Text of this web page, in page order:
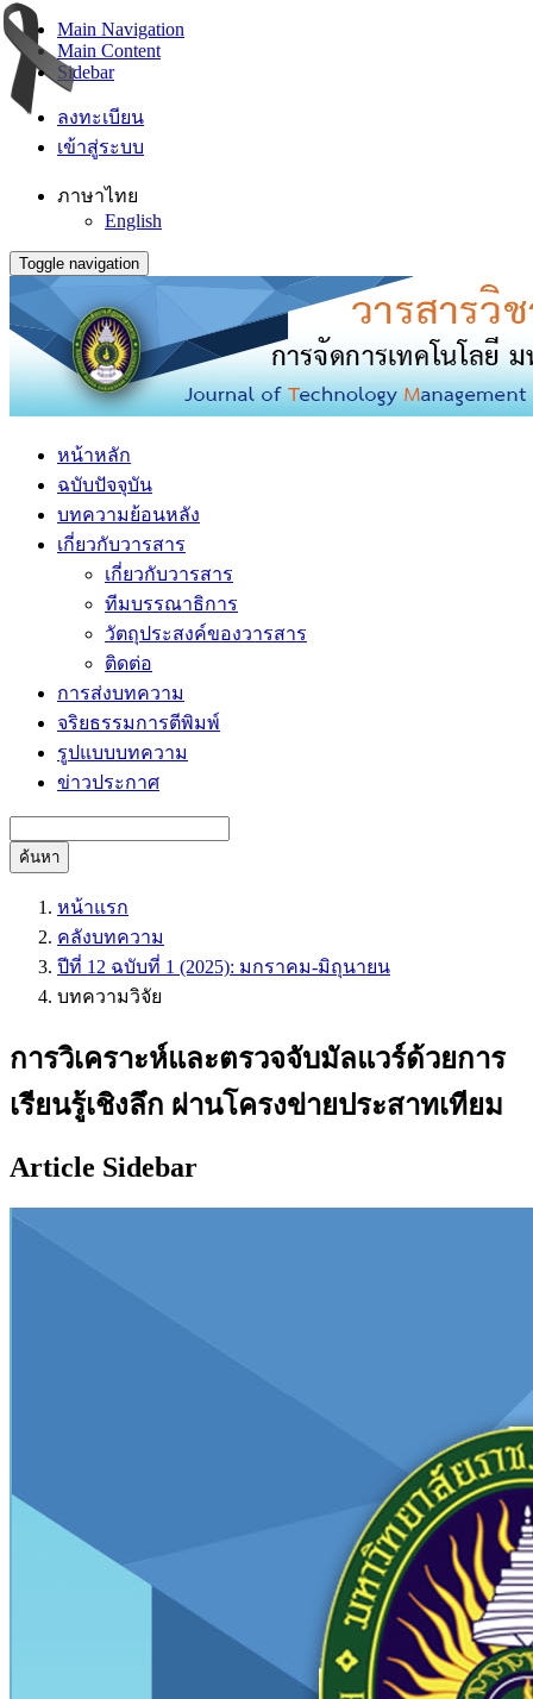
Main Navigation
Main Content
Sidebar
ลงทะเบียน
เข้าสู่ระบบ
ภาษาไทย
English
Toggle navigation
หน้าหลัก
ฉบับปัจจุบัน
บทความย้อนหลัง
เกี่ยวกับวารสาร
เกี่ยวกับวารสาร
ทีมบรรณาธิการ
วัตถุประสงค์ของวารสาร
ติดต่อ
การส่งบทความ
จริยธรรมการตีพิมพ์
รูปแบบบทความ
ข่าวประกาศ
ค้นหา
หน้าแรก
คลังบทความ
ปีที่ 12 ฉบับที่ 1 (2025): มกราคม-มิถุนายน
บทความวิจัย
การวิเคราะห์และตรวจจับมัลแวร์ด้วยการ
เรียนรู้เชิงลึก ผ่านโครงข่ายประสาทเทียม
Article Sidebar